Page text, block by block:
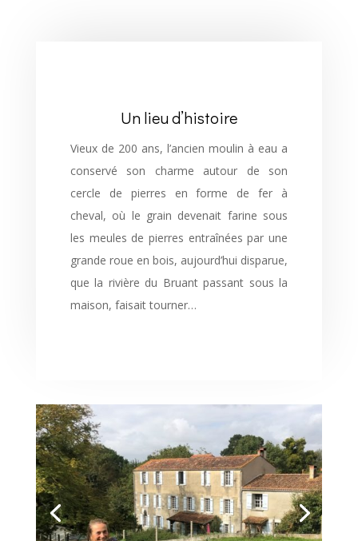
Un lieu d’histoire
Vieux de 200 ans, l’ancien moulin à eau a
conservé son charme autour de son
cercle de pierres en forme de fer à
cheval, où le grain devenait farine sous
les meules de pierres entraînées par une
grande roue en bois, aujourd’hui disparue,
que la rivière du Bruant passant sous la
maison, faisait tourner…